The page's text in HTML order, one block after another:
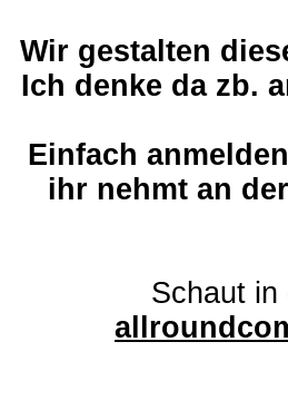
Wir gestalten
Ich denke da zb.
Einfach
ihr nehmt an
Schaut